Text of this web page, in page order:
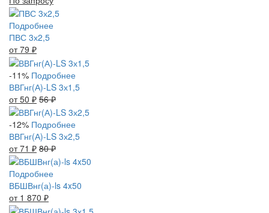
Подробнее
ПВС 3х2,5
от 79 ₽
-11% Подробнее
ВВГнг(А)-LS 3х1,5
от 50 ₽ 56₽
-12% Подробнее
ВВГнг(А)-LS 3х2,5
от 71 ₽ 80₽
Подробнее
ВБШВнг(а)-ls 4x50
от 1 870 ₽